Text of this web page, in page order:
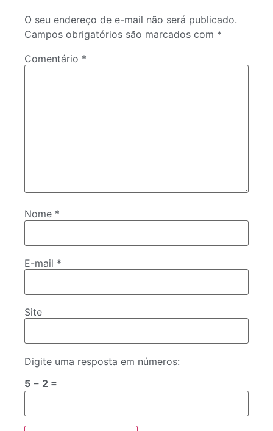
O seu endereço de e-mail não será publicado.
Campos obrigatórios são marcados com *
Comentário *
Nome *
E-mail *
Site
Digite uma resposta em números:
5 − 2 =